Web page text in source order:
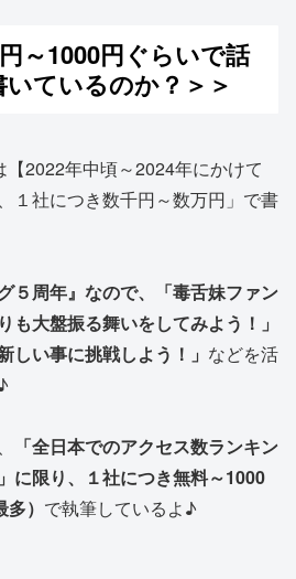
～1000円ぐらいで話
ているのか？＞＞
2022年中頃～2024年にかけて
１社につき数千円～数万円」で書
５周年』なので、「毒舌妹ファン
も大盤振る舞いをしてみよう！」
しい事に挑戦しよう！」 などを活
「全日本でのアクセス数ランキン
に限り、１社につき無料～1000
） で執筆しているよ♪